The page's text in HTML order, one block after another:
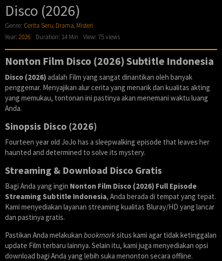
Disco (2026)
Genre: Cerita Seru, Drama, Misteri
Year: 2026 Duration: 14 Min View: 75 views
Nonton Film Disco (2026) Subtitle Indonesia
Disco (2026)adalah Film yang sangat dinantikan oleh banyak
penggemar. Menyajikan alur cerita yang menarik dan kualitas akting
yang memukau, tontonan ini pastinya akan menemani waktu luang
Anda.
Sinopsis Disco (2026)
Fourteen year old JoJo has a sleepwalking episode that leaves her
haunted and determined to solve its mystery.
Streaming & Download Disco Gratis
Bagi Anda yang ingin Nonton Film Disco (2026) Full Episode
Streaming Subtitle Indonesia, Anda berada di tempat yang tepat.
Kami menyediakan layanan streaming kualitas Bluray/HD yang lancar
dan pastinya gratis.
Pastikan Anda melakukan bookmarksitus kami agar tidak ketinggalan
update Film terbaru lainnya. Selain itu, kami juga menyediakan opsi
download bagi Anda yang lebih suka menonton secara offline.